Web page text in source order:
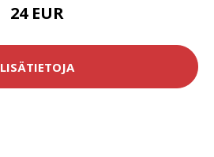
24 EUR
LISÄTIETOJA